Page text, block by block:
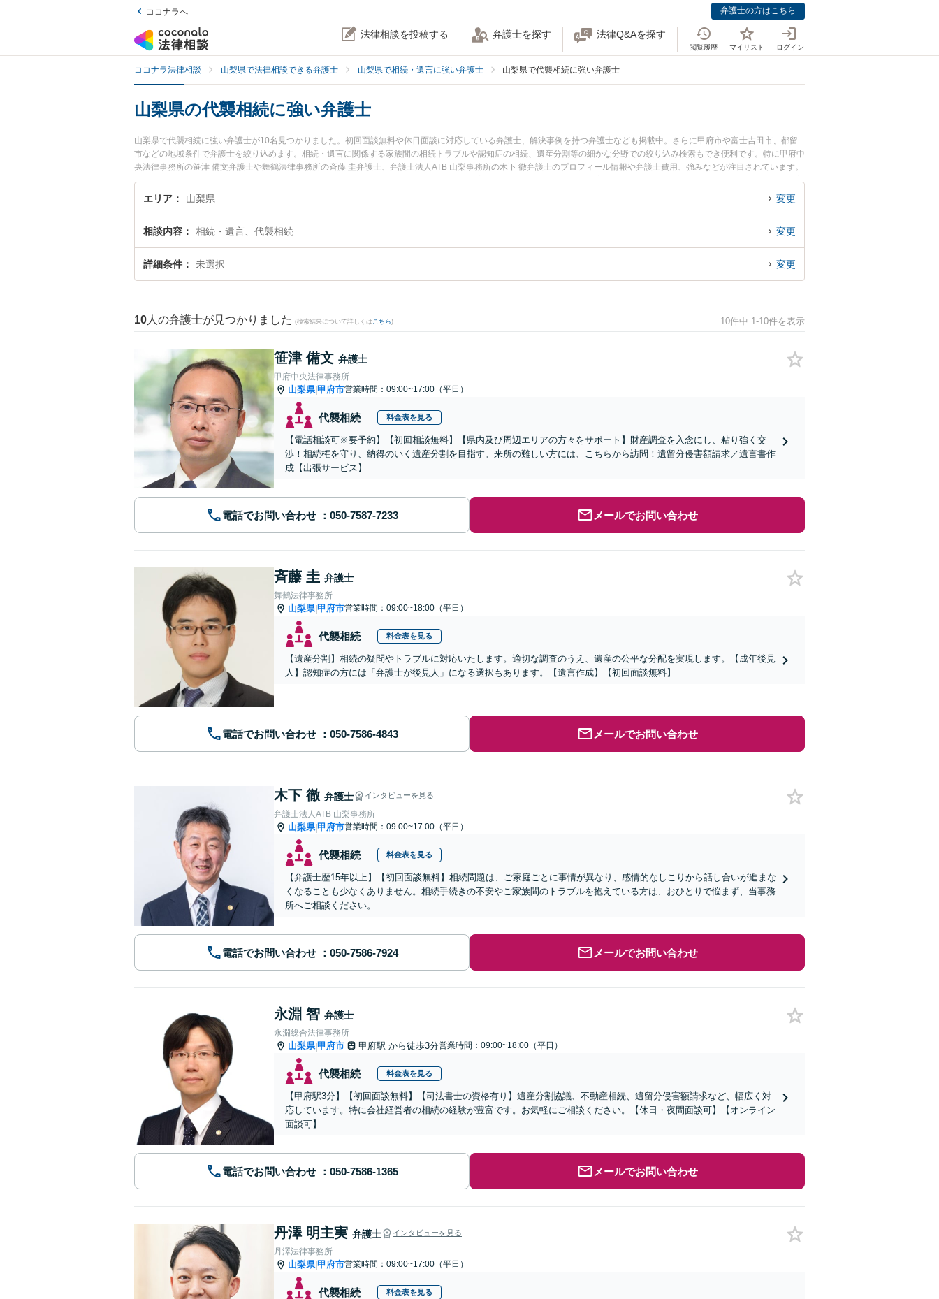
ココナラへ 弁護士の方はこちら
法律相談を投稿する 弁護士を探す 法律Q&Aを探す
閲覧履歴 マイリスト ログイン
ココナラ法律相談 山梨県で法律相談できる弁護士 山梨県で相続・遺言に強い弁護士 山梨県で代襲相続に強い弁護士
山梨県の代襲相続に強い弁護士
山梨県で代襲相続に強い弁護士が10名見つかりました。初回面談無料や休日面談に対応している弁護士、解決事例を持つ弁護士なども掲載中。さらに甲府市や富士吉田市、都留
市などの地域条件で弁護士を絞り込めます。相続・遺言に関係する家族間の相続トラブルや認知症の相続、遺産分割等の細かな分野での絞り込み検索もでき便利です。特に甲府中
央法律事務所の笹津 備文弁護士や舞鶴法律事務所の斉藤 圭弁護士、弁護士法人ATB 山梨事務所の木下 徹弁護士のプロフィール情報や弁護士費用、強みなどが注目されています。
『山梨県で土日や夜間に発生した代襲相続のトラブルを今すぐに弁護士に相談したい』『代襲相続のトラブル解決の実績豊富な近くの弁護士を検索したい』『初回相談無料で代襲
相続を法律相談できる山梨県内の弁護士に相談予約したい』などでお困りの相談者さんにおすすめです。
エリア 山梨県 変更
相談内容 相続・遺言、代襲相続 変更
詳細条件 未選択 変更
10 人の弁護士が見つかりました (検索結果について詳しくは こちら) 10件中 1-10件を表示
笹津 備文 弁護士
甲府中央法律事務所
山梨県|甲府市営業時間：09:00~17:00（平日）
代襲相続 料金表を見る
【電話相談可※要予約】【初回相談無料】【県内及び周辺エリアの方々をサポート】財産調査を入念にし、粘り強く交
渉！相続権を守り、納得のいく遺産分割を目指す。来所の難しい方には、こちらから訪問！遺留分侵害額請求／遺言書作
成【出張サービス】
電話でお問い合わせ メールでお問い合わせ
斉藤 圭 弁護士
舞鶴法律事務所
山梨県|甲府市営業時間：09:00~18:00（平日）
代襲相続 料金表を見る
【遺産分割】相続の疑問やトラブルに対応いたします。適切な調査のうえ、遺産の公平な分配を実現します。【成年後見
人】認知症の方には「弁護士が後見人」になる選択もあります。【遺言作成】【初回面談無料】
電話でお問い合わせ メールでお問い合わせ
木下 徹 弁護士 インタビューを見る
弁護士法人ATB 山梨事務所
山梨県|甲府市営業時間：09:00~17:00（平日）
代襲相続 料金表を見る
【弁護士歴15年以上】【初回面談無料】相続問題は、ご家庭ごとに事情が異なり、感情的なしこりから話し合いが進まな
くなることも少なくありません。相続手続きの不安やご家族間のトラブルを抱えている方は、おひとりで悩まず、当事務
所へご相談ください。
電話でお問い合わせ メールでお問い合わせ
永淵 智 弁護士
永淵総合法律事務所
山梨県|甲府市 甲府駅 から徒歩3分営業時間：09:00~18:00（平日）
代襲相続 料金表を見る
【甲府駅3分】【初回面談無料】【司法書士の資格有り】遺産分割協議、不動産相続、遺留分侵害額請求など、幅広く対
応しています。特に会社経営者の相続の経験が豊富です。お気軽にご相談ください。【休日・夜間面談可】【オンライン
面談可】
電話でお問い合わせ メールでお問い合わせ
丹澤 明主実 弁護士 インタビューを見る
丹澤法律事務所
山梨県|甲府市営業時間：09:00~17:00（平日）
代襲相続 料金表を見る